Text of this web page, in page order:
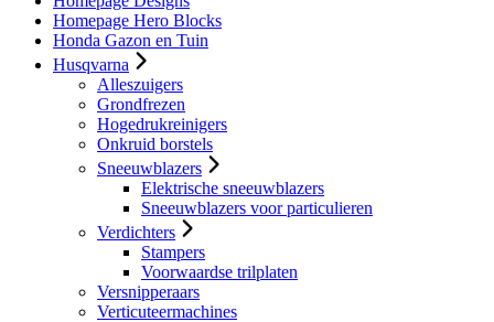
Homepage Hero Blocks
Honda Gazon en Tuin
Husqvarna
Alleszuigers
Grondfrezen
Hogedrukreinigers
Onkruid borstels
Sneeuwblazers
Elektrische sneeuwblazers
Sneeuwblazers voor particulieren
Verdichters
Stampers
Voorwaardse trilplaten
Versnipperaars
Verticuteermachines